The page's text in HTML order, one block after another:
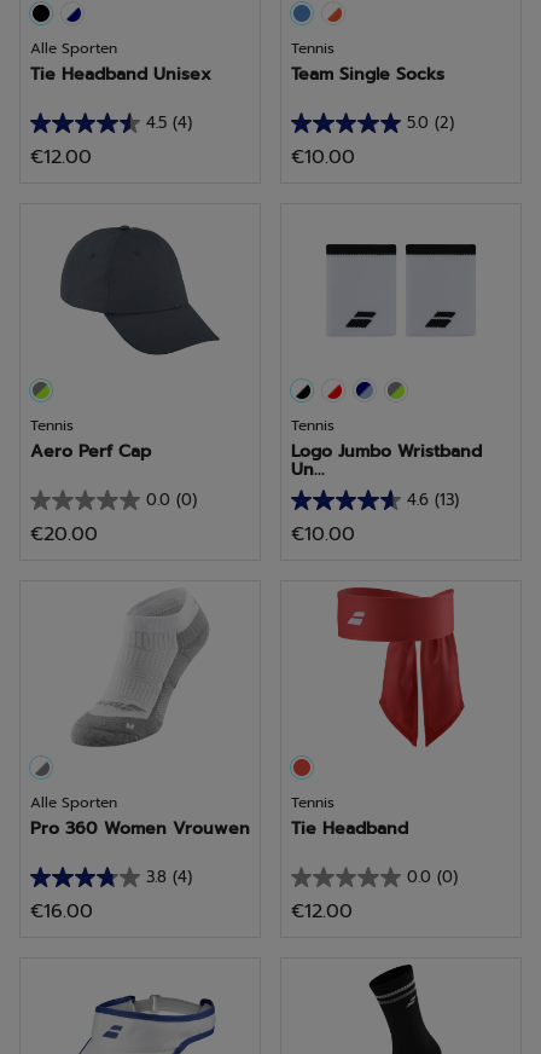
Alle Sporten
Tie Headband Unisex
4.5 (4)
4.5
van
sterren.
beoordelingen
€12.00
Tennis
Team Single Socks
5.0 (2)
5.0
van
sterren.
beoordelingen
€10.00
Tennis
Aero Perf Cap
0.0 (0)
0.0
van
€20.00
Tennis
Logo Jumbo Wristband
Un...
4.6 (13)
4.6
van
sterren.
beoordelingen
€10.00
Alle Sporten
Pro 360 Women Vrouwen
3.8 (4)
3.8
van
sterren.
€16.00
Tennis
Tie Headband
0.0 (0)
0.0
van
€12.00